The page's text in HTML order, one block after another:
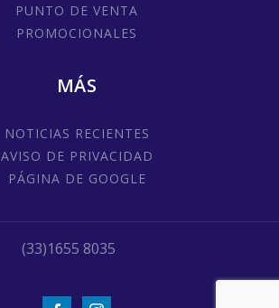
PUNTO DE VENTA
PROMOCIONALES
MÁS
NOTICIAS RECIENTES
AVISO DE PRIVACIDAD
PÁGINA DE GOOGLE
(33)1655 8035